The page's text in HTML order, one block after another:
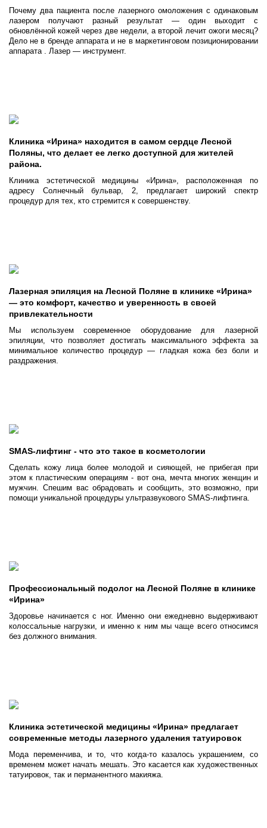
Почему два пациента после лазерного омоложения с одинаковым
лазером получают разный результат — один выходит с
обновлённой кожей через две недели, а второй лечит ожоги месяц?
Дело не в бренде аппарата и не в маркетинговом позиционировании
аппарата . Лазер — инструмент.
Клиника «Ирина» находится в самом сердце Лесной
Поляны, что делает ее легко доступной для жителей
района.
Клиника эстетической медицины «Ирина», расположенная по
адресу Солнечный бульвар, 2, предлагает широкий спектр
процедур для тех, кто стремится к совершенству.
Лазерная эпиляция на Лесной Поляне в клинике «Ирина»
— это комфорт, качество и уверенность в своей
привлекательности
Мы используем современное оборудование для лазерной
эпиляции, что позволяет достигать максимального эффекта за
минимальное количество процедур — гладкая кожа без боли и
раздражения.
SMAS-лифтинг - что это такое в косметологии
Сделать кожу лица более молодой и сияющей, не прибегая при
этом к пластическим операциям - вот она, мечта многих женщин и
мужчин. Спешим вас обрадовать и сообщить, это возможно, при
помощи уникальной процедуры ультразвукового SMAS-лифтинга.
Профессиональный подолог на Лесной Поляне в клинике
«Ирина»
Здоровье начинается с ног. Именно они ежедневно выдерживают
колоссальные нагрузки, и именно к ним мы чаще всего относимся
без должного внимания.
Клиника эстетической медицины «Ирина» предлагает
современные методы лазерного удаления татуировок
Мода переменчива, и то, что когда-то казалось украшением, со
временем может начать мешать. Это касается как художественных
татуировок, так и перманентного макияжа.